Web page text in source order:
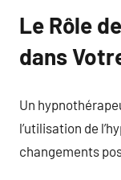
Le Rôle
dans
Un
l’utilisation de
changements